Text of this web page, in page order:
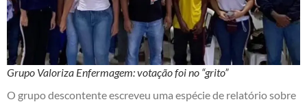
Grupo Valoriza Enfermagem: votação foi no “grito”
O grupo descontente escreveu uma espécie de relatório sobre